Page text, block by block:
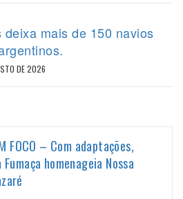
mais de 150 navios
DE 2026
FOCO – Com adaptações,
homenageia Nossa